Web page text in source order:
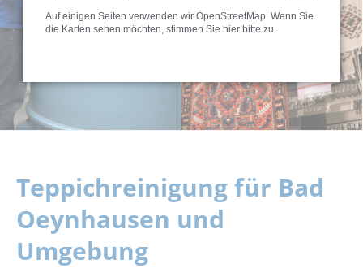
Teppichreinigung für Bad
Oeynhausen und
Umgebung
Auf einigen Seiten verwenden wir OpenStreetMap. Wenn Sie
die Karten sehen möchten, stimmen Sie hier bitte zu.